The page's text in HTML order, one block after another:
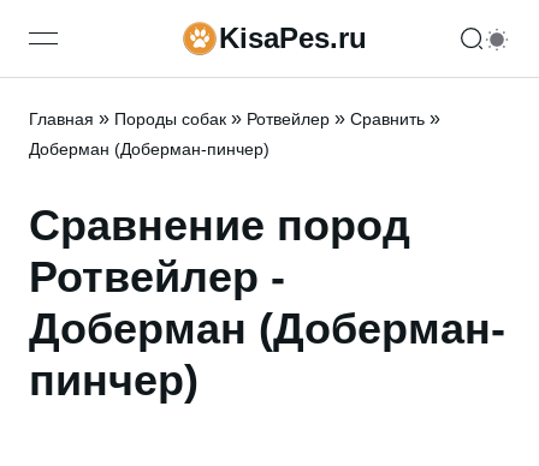
open navigation menuKisaPes.ru
Главная » Породы собак » Ротвейлер » Сравнить »
Доберман (Доберман-пинчер)
Сравнение пород
Ротвейлер -
Доберман (Доберман-
пинчер)